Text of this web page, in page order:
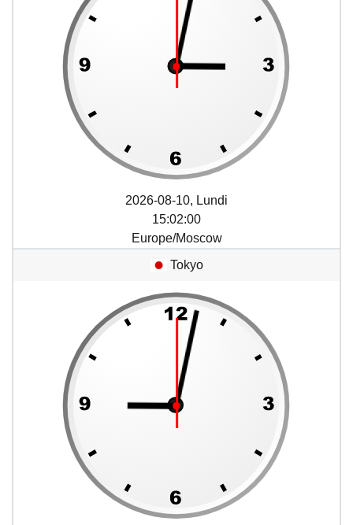
2026-08-10, Lundi
15:02:01
Europe/Moscow
Tokyo